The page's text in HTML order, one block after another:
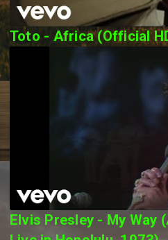
Toto - Africa (Official
Elvis Presley - My Way